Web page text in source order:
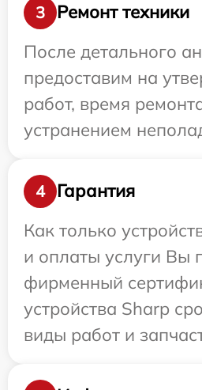
3
Ремонт техники
После детального
предоставим на
работ, время
устранением
4
Гарантия
Как только
и оплаты услуги Вы
фирменный
устройства Sharp
виды работ и